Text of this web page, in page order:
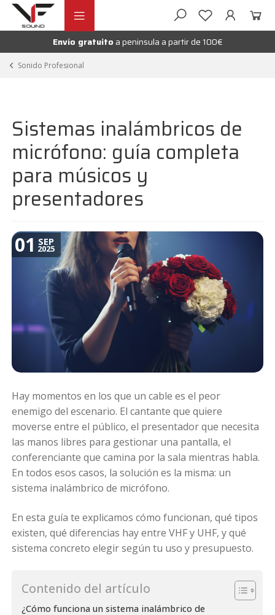
Ir
navegación
Ir
contenidoEnvío gratuito a peninsula a partir de 100€
Sonido Profesional
Sistemas inalámbricos de
micrófono: guía completa
para músicos y
presentadores
01 SEP
2025
Hay momentos en los que un cable es el peor
enemigo del escenario. El cantante que quiere
moverse entre el público, el presentador que necesita
las manos libres para gestionar una pantalla, el
conferenciante que camina por la sala mientras habla.
En todos esos casos, la solución es la misma: un
sistema inalámbrico de micrófono.
En esta guía te explicamos cómo funcionan, qué tipos
existen, qué diferencias hay entre VHF y UHF, y qué
sistema concreto elegir según tu uso y presupuesto.
Contenido del artículo
¿Cómo funciona un sistema inalámbrico de